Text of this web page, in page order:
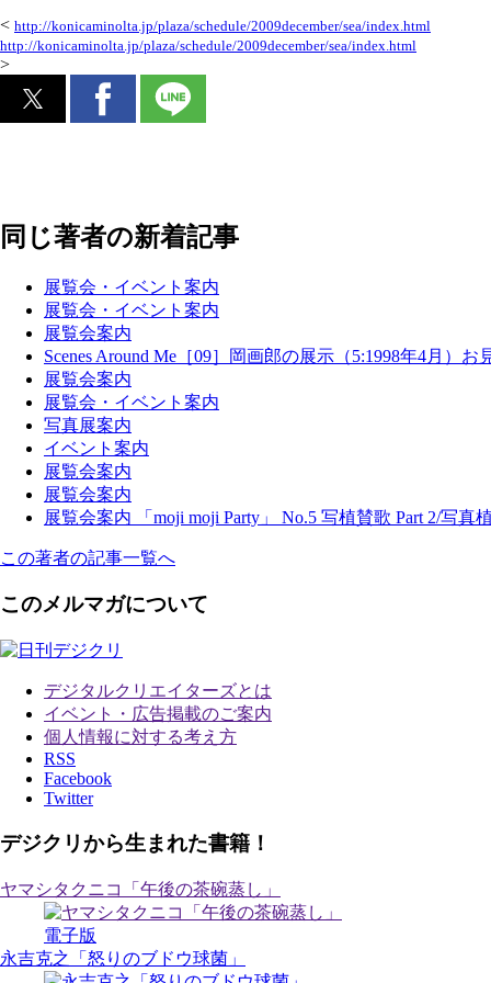
< http://konicaminolta.jp/plaza/schedule/2009december/sea/index.html
http://konicaminolta.jp/plaza/schedule/2009december/sea/index.html
>
同じ著者の新着記事
展覧会・イベント案内
展覧会・イベント案内
展覧会案内
Scenes Around Me［09］岡画郎の展示（5:1998年4月）お
展覧会案内
展覧会・イベント案内
写真展案内
イベント案内
展覧会案内
展覧会案内
展覧会案内 「moji moji Party」 No.5 写植賛歌 Part 2/写真
この著者の記事一覧へ
このメルマガについて
デジタルクリエイターズとは
イベント・広告掲載のご案内
個人情報に対する考え方
RSS
Facebook
Twitter
デジクリから生まれた書籍！
ヤマシタクニコ「午後の茶碗蒸し」
電子版
永吉克之「怒りのブドウ球菌」